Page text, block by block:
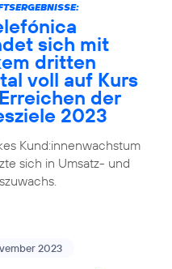
sich mit
dritten
voll auf Kurs
der
2023
Kund:innenwachstum
sich in Umsatz- und
2023